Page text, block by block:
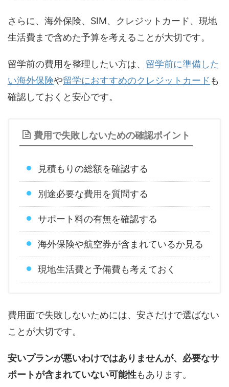
さらに、海外保険、SIM、クレジットカード、現地
生活費まで含めた予算を考えることが大切です。
留学前の費用を整理したい方は、 留学前に準備した
い海外保険や留学におすすめのクレジットカード も
確認しておくと安心です。
費用で失敗しないための確認ポイント
見積もりの総額を確認する
別途必要な費用を質問する
サポート料の有無を確認する
海外保険や航空券が含まれているか見る
現地生活費と予備費も考えておく
費用面で失敗しないためには、安さだけで選ばない
ことが大切です。
安いプランが悪いわけではありませんが、必要なサ
ポートが含まれていない可能性もあります。